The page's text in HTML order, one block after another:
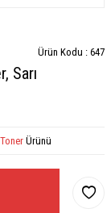
Ürün Kodu : 647
Sarı
Ürünü